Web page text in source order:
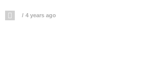
4 years ago